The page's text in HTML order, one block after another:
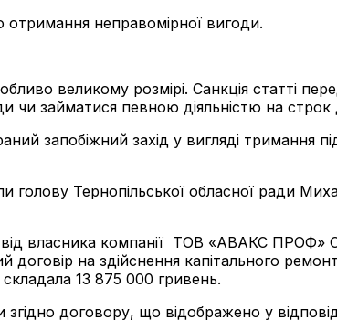
неправомірної вигоди.
великому розмірі. Санкція статті
чи займатися певною діяльністю на
запобіжний захід у вигляді тримання
Тернопільської обласної ради
власника компанії ТОВ «АВАКС ПРОФ»
на здійснення капітального
складала 13 875 000 гривень.
договору, що відображено у